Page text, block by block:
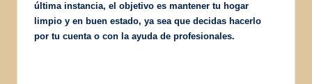
última instancia, el objetivo es mantener tu hogar
limpio y en buen estado, ya sea que decidas hacerlo
por tu cuenta o con la ayuda de profesionales.